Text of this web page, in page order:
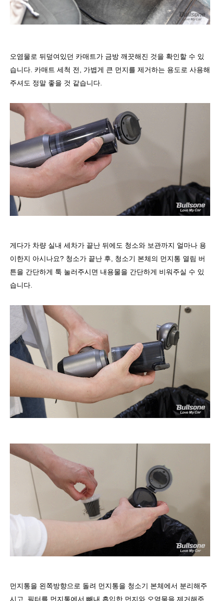
오염물로 뒤덮여있던 카매트가 금방 깨끗해진 것을 확인할 수 있
습니다. 카매트 세척 전, 가볍게 큰 먼지를 제거하는 용도로 사용해
주셔도 정말 좋을 것 같습니다.
게다가 차량 실내 세차가 끝난 뒤에도 청소와 보관까지 얼마나 용
이한지 아시나요? 청소가 끝난 후, 청소기 본체의 먼지통 열림 버
튼을 간단하게 툭 눌러주시면 내용물을 간단하게 비워주실 수 있
습니다.
먼지통을 왼쪽방향으로 돌려 먼지통을 청소기 본체에서 분리해주
시고, 필터를 먼지통에서 빼내 흡입한 먼지와 오염물을 제거해주